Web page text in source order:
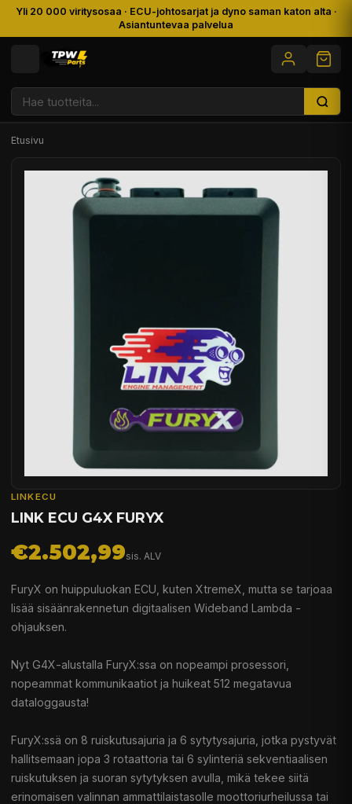
Yli 20 000 viritysosaa · ECU-johtosarjat ja dyno saman katon alta ·
Asiantuntevaa palvelua
Etusivu
LINKECU
LINK ECU G4X FURYX
€2.502,99sis. ALV
FuryX on huippuluokan ECU, kuten XtremeX, mutta se tarjoaa
lisää sisäänrakennetun digitaalisen Wideband Lambda -
ohjauksen.
Nyt G4X-alustalla FuryX:ssa on nopeampi prosessori,
nopeammat kommunikaatiot ja huikeat 512 megatavua
dataloggausta!
FuryX:ssä on 8 ruiskutusajuria ja 6 sytytysajuria, jotka pystyvät
hallitsemaan jopa 3 rotaattoria tai 6 sylinteriä sekventiaalisen
ruiskutuksen ja suoran sytytyksen avulla, mikä tekee siitä
erinomaisen valinnan ammattilaistasolle moottoriurheilussa tai